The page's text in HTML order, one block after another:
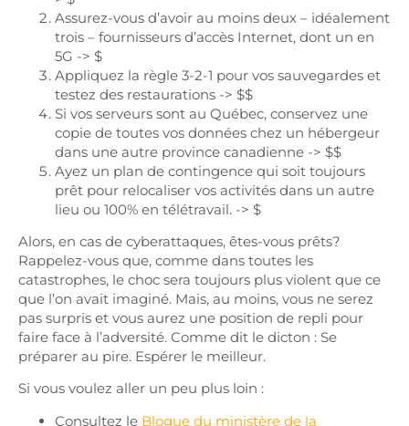
Assurez-vous d’avoir au moins deux – idéalement
trois – fournisseurs d’accès Internet, dont un en
5G -> $
Appliquez la règle 3-2-1 pour vos sauvegardes et
testez des restaurations -> $$
Si vos serveurs sont au Québec, conservez une
copie de toutes vos données chez un hébergeur
dans une autre province canadienne -> $$
Ayez un plan de contingence qui soit toujours
prêt pour relocaliser vos activités dans un autre
lieu ou 100% en télétravail. -> $
Alors, en cas de cyberattaques, êtes-vous prêts?
Rappelez-vous que, comme dans toutes les
catastrophes, le choc sera toujours plus violent que ce
que l’on avait imaginé. Mais, au moins, vous ne serez
pas surpris et vous aurez une position de repli pour
faire face à l’adversité. Comme dit le dicton : Se
préparer au pire. Espérer le meilleur.
Si vous voulez aller un peu plus loin :
Consultez le Blogue du ministère de la